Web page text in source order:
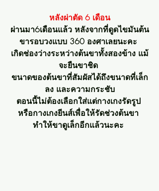
หลังผ่าตัด 6 เดือน
ผ่านมา6เดือนแล้ว หลังจากที่ดูดไขมันต้น
ขารอบวงแบบ 360 องศาเลยนะคะ
เกิดช่องว่างระหว่างต้นขาทั้งสองข้าง แม้
จะยืนขาชิด
ขนาดของต้นขาที่สัมผัสได้ถึงขนาดที่เล็ก
ลง และความกระชับ
ตอนนี้ไม่ต้องเลือกใส่แต่กางเกงรัดรูป
หรือกางเกงยีนส์เพื่อให้รัดช่วงต้นขา
ทำให้ขาดูเล็กอีกแล้วนะคะ